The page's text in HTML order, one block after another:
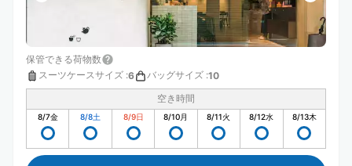
保管できる荷物数
スーツケースサイズ :6 バッグサイズ :10
空き時間
8/7金 8/8土 8/9日 8/10月 8/11火 8/12水 8/13木